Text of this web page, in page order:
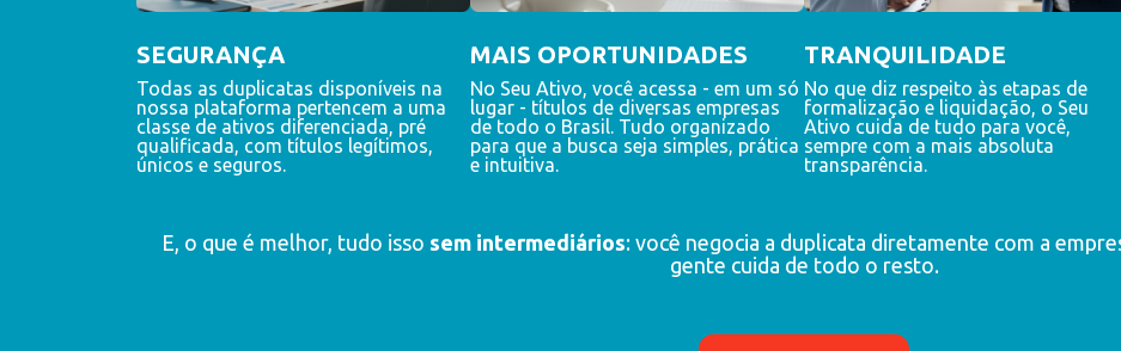
SEGURANÇA
Todas as duplicatas disponíveis na
nossa plataforma pertencem a uma
classe de ativos diferenciada, pré
qualificada, com títulos legítimos,
únicos e seguros.
MAIS OPORTUNIDADES
No Seu Ativo, você acessa - em um só
lugar - títulos de diversas empresas
de todo o Brasil. Tudo organizado
para que a busca seja simples, prática
e intuitiva.
TRANQUILIDADE
No que diz respeito às etapas de
formalização e liquidação, o Seu
Ativo cuida de tudo para você,
sempre com a mais absoluta
transparência.
E, o que é melhor, tudo isso sem intermediários: você negocia a duplicata diretamente com a
gente cuida de todo o resto.